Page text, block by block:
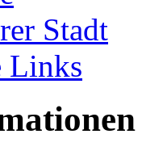
Stadt
Links